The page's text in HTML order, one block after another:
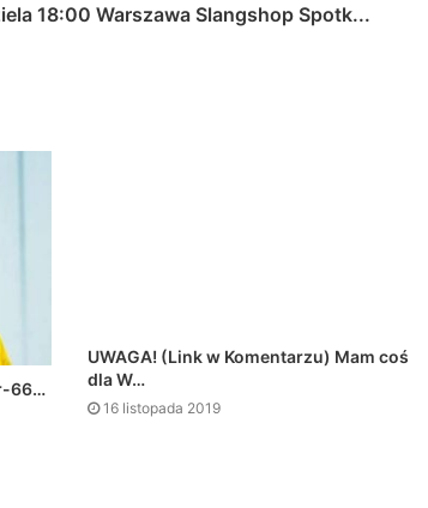
18:00 Warszawa Slangshop Spotk...
66…
UWAGA! (Link w Komentarzu) Mam coś
dla W…
16 listopada 2019